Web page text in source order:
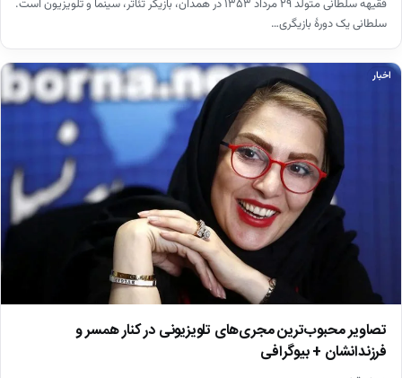
فقیهه سلطانی متولد ۲۹ مرداد ۱۳۵۳ در همدان، بازیگر تئاتر، سینما و تلویزیون است.
سلطانی یک دورهٔ بازیگری…
اخبار
تصاویر محبوب‌ترین مجری‌های تلویزیونی در کنار همسر و
فرزندانشان + بیوگرافی